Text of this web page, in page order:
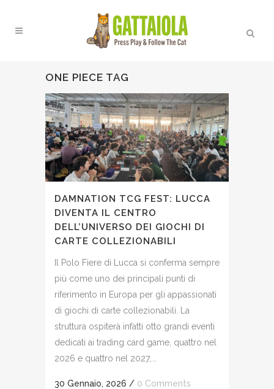
ONE PIECE TAG
DAMNATION TCG FEST: LUCCA
DIVENTA IL CENTRO
DELL’UNIVERSO DEI GIOCHI DI
CARTE COLLEZIONABILI
Il Polo Fiere di Lucca si conferma sempre
più come uno dei principali punti di
riferimento in Europa per gli appassionati
di giochi di carte collezionabili. La
struttura ospiterà infatti otto grandi eventi
dedicati ai trading card game, quattro nel
2026 e quattro nel 2027,...
30 Gennaio, 2026 / 0 Comments